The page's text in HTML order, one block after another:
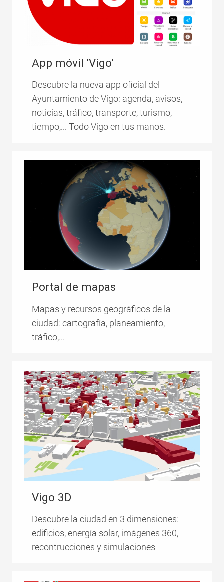
App móvil 'Vigo'
Descubre la nueva app oficial del
Ayuntamiento de Vigo: agenda, avisos,
noticias, tráfico, transporte, turismo,
tiempo,... Todo Vigo en tus manos.
Portal de mapas
Mapas y recursos geográficos de la
ciudad: cartografía, planeamiento,
tráfico,...
Vigo 3D
Descubre la ciudad en 3 dimensiones:
edificios, energía solar, imágenes 360,
recontrucciones y simulaciones